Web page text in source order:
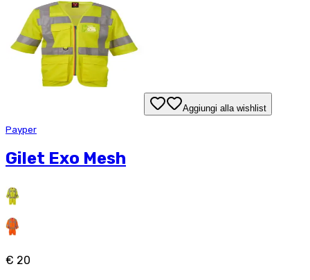
Aggiungi alla wishlist
Payper
Gilet Exo Mesh
€ 20